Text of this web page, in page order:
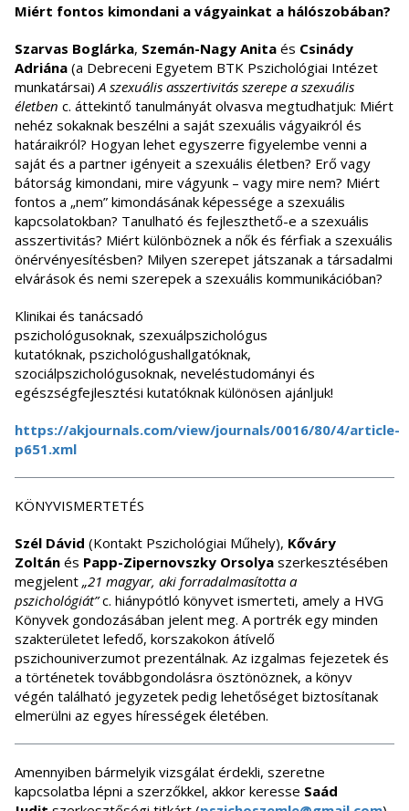
Miért fontos kimondani a vágyainkat a hálószobában?
Szarvas Boglárka, Szemán-Nagy Anita és Csinády
Adriána (a Debreceni Egyetem BTK Pszichológiai Intézet
munkatársai) A szexuális asszertivitás szerepe a szexuális
életben c. áttekintő tanulmányát olvasva megtudhatjuk: Miért
nehéz sokaknak beszélni a saját szexuális vágyaikról és
határaikról? Hogyan lehet egyszerre figyelembe venni a
saját és a partner igényeit a szexuális életben? Erő vagy
bátorság kimondani, mire vágyunk – vagy mire nem? Miért
fontos a „nem” kimondásának képessége a szexuális
kapcsolatokban? Tanulható és fejleszthető-e a szexuális
asszertivitás? Miért különböznek a nők és férfiak a szexuális
önérvényesítésben? Milyen szerepet játszanak a társadalmi
elvárások és nemi szerepek a szexuális kommunikációban?
Klinikai és tanácsadó
pszichológusoknak, szexuálpszichológus
kutatóknak, pszichológushallgatóknak,
szociálpszichológusoknak, neveléstudományi és
egészségfejlesztési kutatóknak különösen ajánljuk!
https://akjournals.com/view/journals/0016/80/4/article-
p651.xml
KÖNYVISMERTETÉS
Szél Dávid (Kontakt Pszichológiai Műhely), Kőváry
Zoltán és Papp-Zipernovszky Orsolya szerkesztésében
megjelent „21 magyar, aki forradalmasította a
pszichológiát”c. hiánypótló könyvet ismerteti, amely a HVG
Könyvek gondozásában jelent meg. A portrék egy minden
szakterületet lefedő, korszakokon átívelő
pszichouniverzumot prezentálnak. Az izgalmas fejezetek és
a történetek továbbgondolásra ösztönöznek, a könyv
végén található jegyzetek pedig lehetőséget biztosítanak
elmerülni az egyes hírességek életében.
Amennyiben bármelyik vizsgálat érdekli, szeretne
kapcsolatba lépni a szerzőkkel, akkor keresse Saád